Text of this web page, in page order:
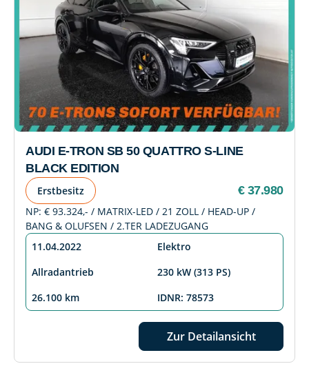
AUDI E-TRON SB 50 QUATTRO S-LINE
BLACK EDITION
Erstbesitz € 37.980
NP: € 93.324,- / MATRIX-LED / 21 ZOLL / HEAD-UP /
BANG & OLUFSEN / 2.TER LADEZUGANG
11.04.2022
Elektro
Allradantrieb
230 kW (313 PS)
26.100 km
IDNR: 78573
Zur Detailansicht